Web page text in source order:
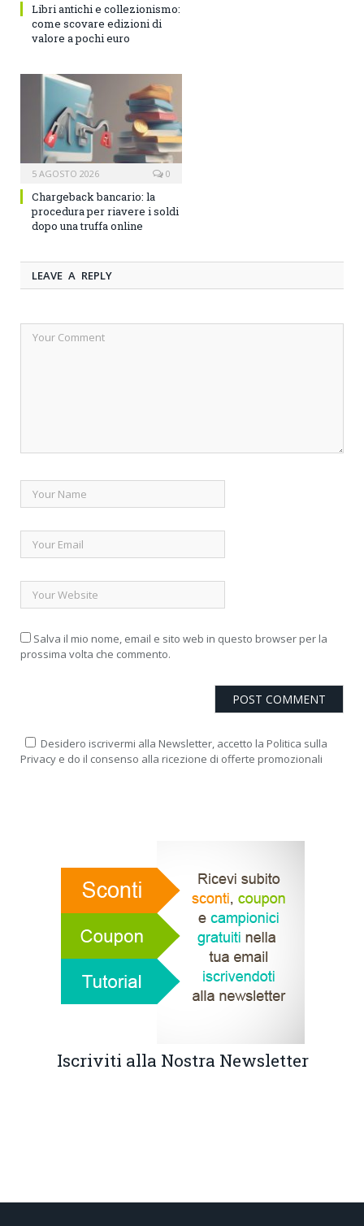
Libri antichi e collezionismo:
come scovare edizioni di
valore a pochi euro
5 AGOSTO 2026 0
Chargeback bancario: la
procedura per riavere i soldi
dopo una truffa online
LEAVE A REPLY
Salva il mio nome, email e sito web in questo browser per la
prossima volta che commento.
Desidero iscrivermi alla Newsletter, accetto la Politica sulla
Privacy e do il consenso alla ricezione di offerte promozionali
Iscriviti alla Nostra Newsletter